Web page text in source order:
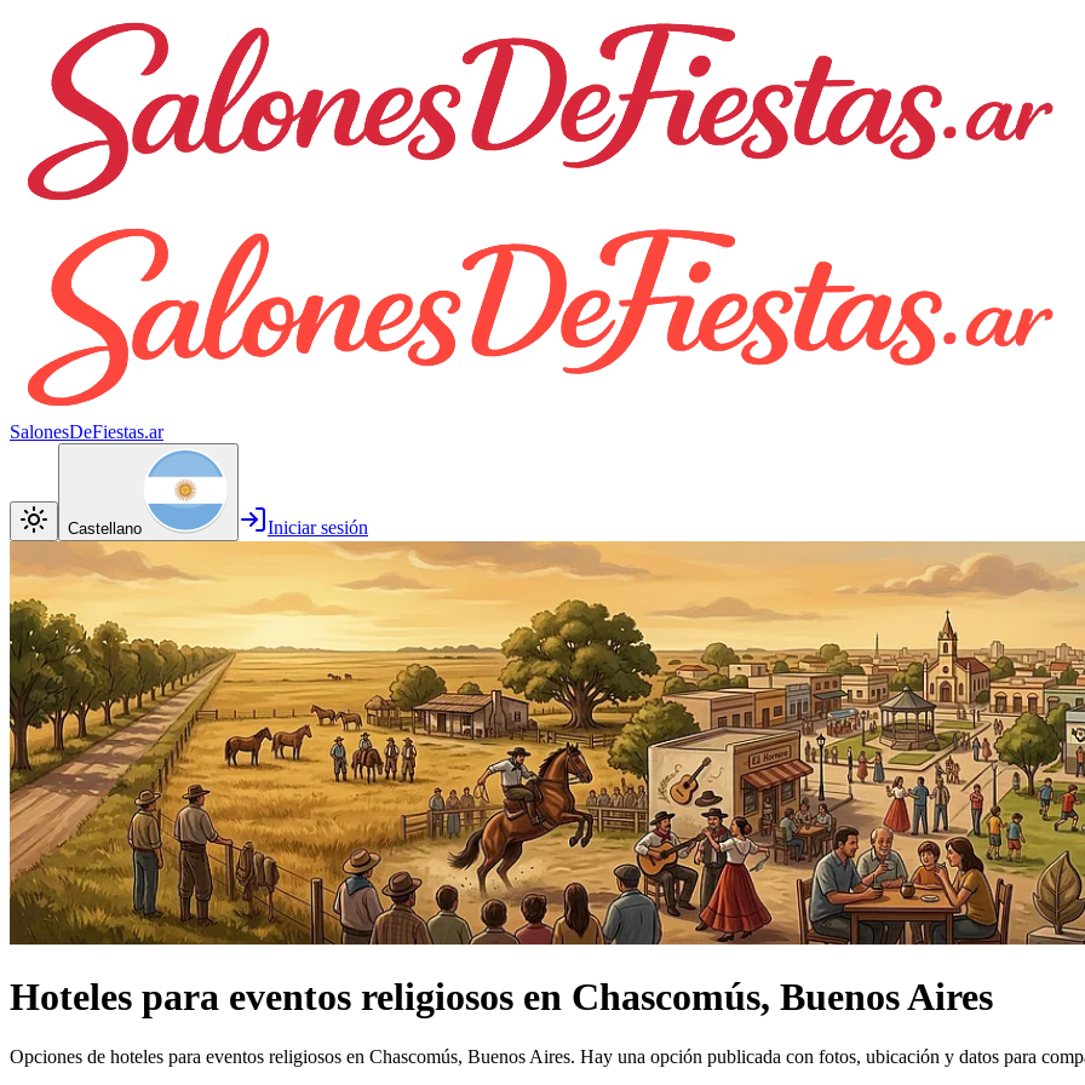
SalonesDeFiestas.ar
Castellano Iniciar sesión
Hoteles para eventos religiosos en Chascomús, Buenos Aires
Opciones de hoteles para eventos religiosos en Chascomús, Buenos Aires. Hay una opción publicada con fotos, ubicación y datos para